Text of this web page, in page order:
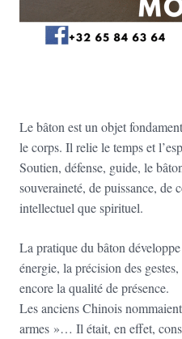
Le bâton est un objet
le corps. Il relie le temps et
Soutien, défense, guide, le
souveraineté, de puissance, de
intellectuel que spirituel.
La pratique du bâton
énergie, la précision des
encore la qualité de présence.
Les anciens Chinois
armes »… Il était, en effet,